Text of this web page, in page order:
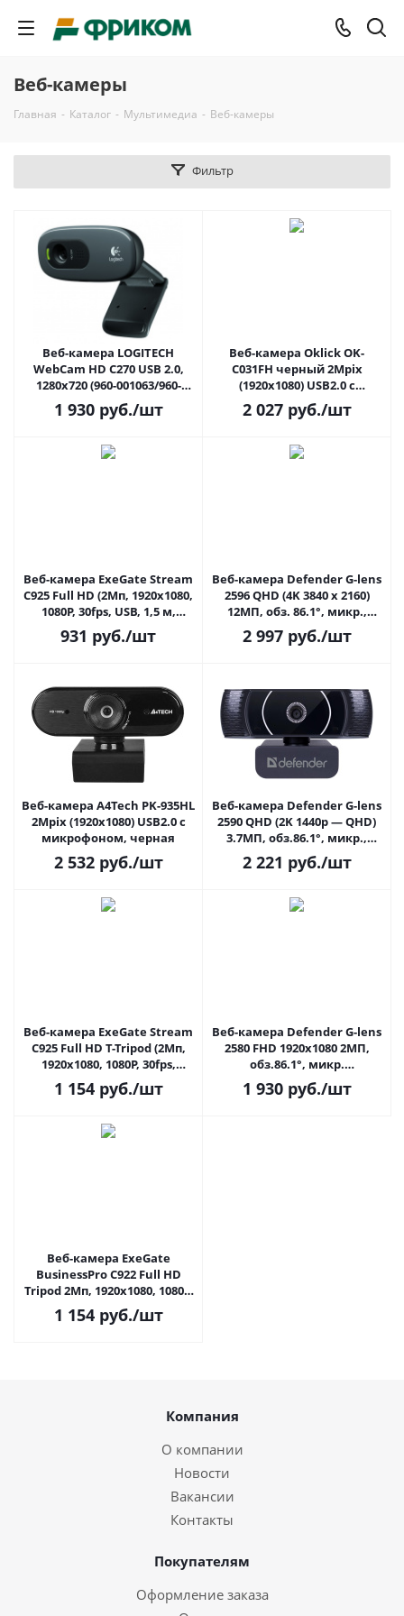
Веб-камеры
Главная - Каталог - Мультимедиа - Веб-камеры
Фильтр
Веб-камера LOGITECH
WebCam HD C270 USB 2.0,
1280x720 (960-001063/960-
000636/960-000999)
1 930руб./шт
Веб-камера Oklick OK-
C031FH черный 2Mpix
(1920x1080) USB2.0 с
микрофоном
2 027руб./шт
Веб-камера ExeGate Stream
C925 Full HD (2Мп, 1920х1080,
1080P, 30fps, USB, 1,5 м,
черная)
931 руб./шт
Веб-камера Defender G-lens
2596 QHD (4K 3840 x 2160)
12МП, обз. 86.1°, микр.,
1,5м., поворот 360 °,
автофокус (63196)
2 997руб./шт
Веб-камера A4Tech PK-935HL
2Mpix (1920x1080) USB2.0 с
микрофоном, черная
2 532руб./шт
Веб-камера Defender G-lens
2590 QHD (2K 1440p — QHD)
3.7МП, обз.86.1°, микр.,
1,4м., автофокус 63113
2 221 руб./шт
Веб-камера ExeGate Stream
C925 Full HD T-Tripod (2Мп,
1920х1080, 1080P, 30fps,
штатив, USB, 1,5 м
1 154руб./шт
Веб-камера Defender G-lens
2580 FHD 1920x1080 2МП,
обз.86.1°, микр.
шумоподавл, 1,5м.,
автофокус 63112
1 930руб./шт
Веб-камера ExeGate
BusinessPro C922 Full HD
Tripod 2Мп, 1920х1080, 1080P,
30fps, штатив, USB, 1,5м
1 154руб./шт
Компания
О компании
Новости
Вакансии
Контакты
Покупателям
Оформление заказа